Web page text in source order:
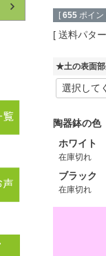
[ 655 ポイン
送料パタ
★土の表面部
陶器鉢の色
ホワイト
在庫切れ
ブラック
在庫切れ